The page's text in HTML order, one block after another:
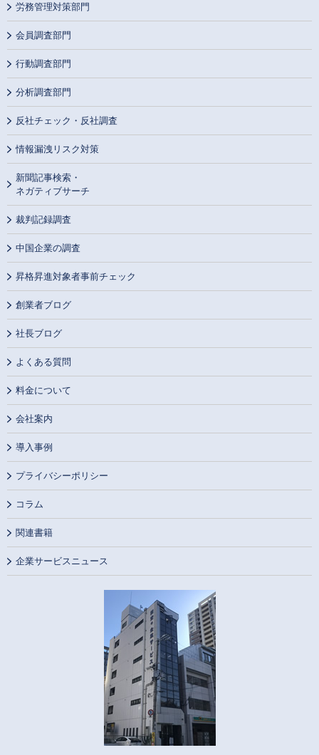
労務管理対策部門
会員調査部門
行動調査部門
分析調査部門
反社チェック・反社調査
情報漏洩リスク対策
新聞記事検索・
ネガティブサーチ
裁判記録調査
中国企業の調査
昇格昇進対象者事前チェック
創業者ブログ
社長ブログ
よくある質問
料金について
会社案内
導入事例
プライバシーポリシー
コラム
関連書籍
企業サービスニュース